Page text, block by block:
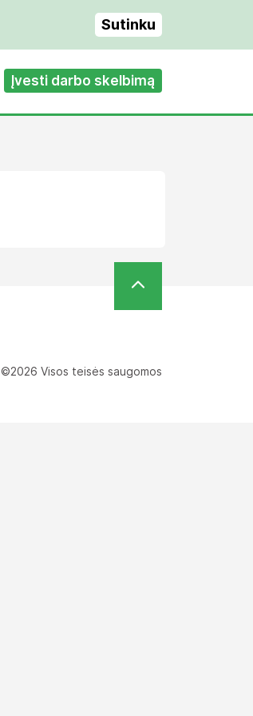
Sutinku
Įvesti darbo skelbimą
©2026 Visos teisės saugomos